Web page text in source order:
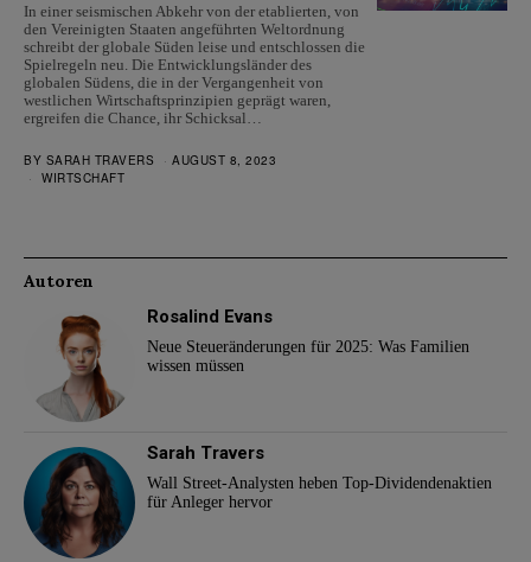
In einer seismischen Abkehr von der etablierten, von
den Vereinigten Staaten angeführten Weltordnung
schreibt der globale Süden leise und entschlossen die
Spielregeln neu. Die Entwicklungsländer des
globalen Südens, die in der Vergangenheit von
westlichen Wirtschaftsprinzipien geprägt waren,
ergreifen die Chance, ihr Schicksal…
BY SARAH TRAVERS
AUGUST 8, 2023
WIRTSCHAFT
Autoren
Rosalind Evans
Neue Steueränderungen für 2025: Was Familien
wissen müssen
Sarah Travers
Wall Street-Analysten heben Top-Dividendenaktien
für Anleger hervor